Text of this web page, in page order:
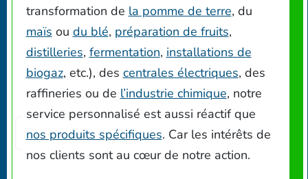
transformation de la pomme de terre, du
maïs ou du blé, préparation de fruits,
distilleries, fermentation, installations de
biogaz, etc.), des centrales électriques, des
raffineries ou de l’industrie chimique, notre
service personnalisé est aussi réactif que
nos produits spécifiques. Car les intérêts de
nos clients sont au cœur de notre action.